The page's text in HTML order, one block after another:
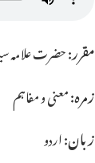
مقرر:حضرت علامہ
زمرہ:معنی و مفاہم
زبان:اردو